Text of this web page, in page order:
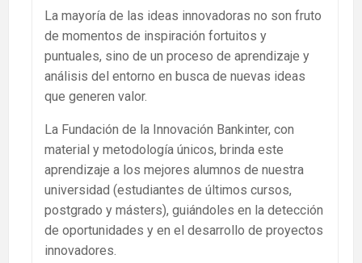
La mayoría de las ideas innovadoras no son fruto
de momentos de inspiración fortuitos y
puntuales, sino de un proceso de aprendizaje y
análisis del entorno en busca de nuevas ideas
que generen valor.
La Fundación de la Innovación Bankinter, con
material y metodología únicos, brinda este
aprendizaje a los mejores alumnos de nuestra
universidad (estudiantes de últimos cursos,
postgrado y másters), guiándoles en la detección
de oportunidades y en el desarrollo de proyectos
innovadores.